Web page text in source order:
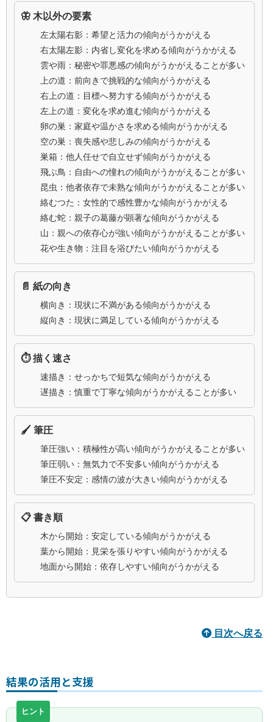
🦋 木以外の要素
左太陽右影：希望と活力の傾向がうかがえる
右太陽左影：内省し変化を求める傾向がうかがえる
雲や雨：秘密や罪悪感の傾向がうかがえることが多い
上の道：前向きで挑戦的な傾向がうかがえる
右上の道：目標へ努力する傾向がうかがえる
左上の道：変化を求め進む傾向がうかがえる
卵の巣：家庭や温かさを求める傾向がうかがえる
空の巣：喪失感や悲しみの傾向がうかがえる
巣箱：他人任せで自立せず傾向がうかがえる
飛ぶ鳥：自由への憧れの傾向がうかがえることが多い
昆虫：他者依存で未熟な傾向がうかがえることが多い
絡むつた：女性的で感性豊かな傾向がうかがえる
絡む蛇：親子の葛藤が顕著な傾向がうかがえる
山：親への依存心が強い傾向がうかがえることが多い
花や生き物：注目を浴びたい傾向がうかがえる
📄 紙の向き
横向き：現状に不満がある傾向がうかがえる
縦向き：現状に満足している傾向がうかがえる
⏱️ 描く速さ
速描き：せっかちで短気な傾向がうかがえる
遅描き：慎重で丁寧な傾向がうかがえることが多い
🖌️ 筆圧
筆圧強い：積極性が高い傾向がうかがえることが多い
筆圧弱い：無気力で不安多い傾向がうかがえる
筆圧不安定：感情の波が大きい傾向がうかがえる
📋 書き順
木から開始：安定している傾向がうかがえる
葉から開始：見栄を張りやすい傾向がうかがえる
地面から開始：依存しやすい傾向がうかがえる
目次へ戻る
結果の活用と支援